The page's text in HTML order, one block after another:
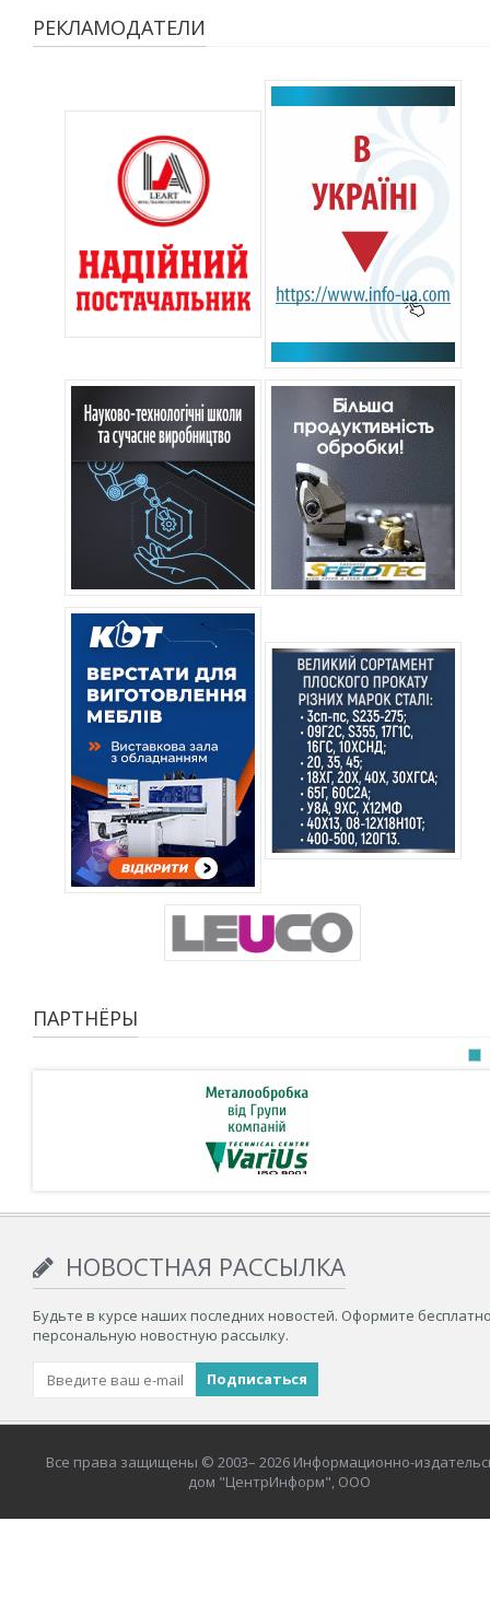
РЕКЛАМОДАТЕЛИ
ПАРТНЁРЫ
НОВОСТНАЯ РАССЫЛКА
Будьте в курсе наших последних новостей. Оформите
персональную новостную рассылку.
Все права защищены © 2003– 2026 Информационно-
дом "ЦентрИнформ", ООО